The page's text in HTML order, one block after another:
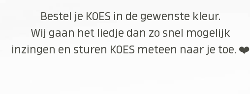
Bestel je KOES in de gewenste kleur.
Wij gaan het liedje dan zo snel mogelijk
inzingen en sturen KOES meteen naar je toe. ❤️